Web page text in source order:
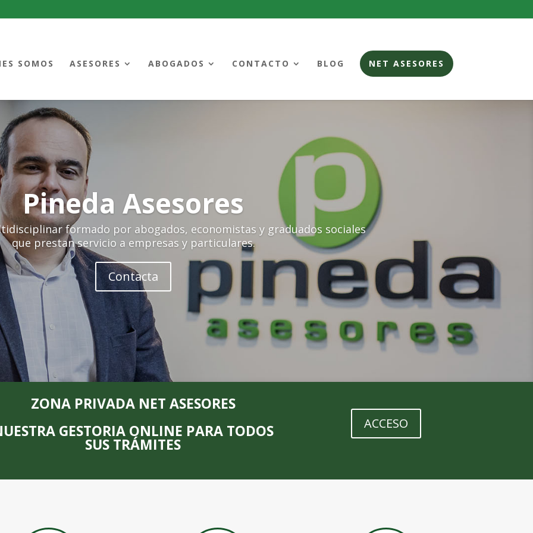
SOMOS ASESORES ABOGADOS CONTACTO BLOG NET ASESORES
Pineda Asesores
formado por abogados, economistas y graduados sociales
que prestan servicio a empresas y particulares.
Contacta
ZONA PRIVADA NET ASESORES
GESTORIA ONLINE PARA TODOS
SUS TRÁMITES
ACCESO